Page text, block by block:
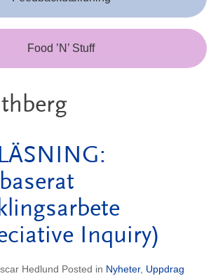
Food ’N’ Stuff
Inquiry)
Hedlund Posted in Nyheter, Uppdrag